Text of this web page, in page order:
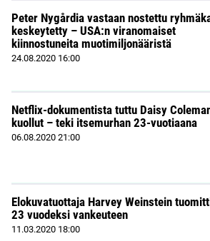
Peter Nygårdia vastaan nostettu
keskeytetty – USA:n viranomaiset
kiinnostuneita muotimiljonääristä
24.08.2020 16:00
Netflix-dokumentista tuttu Daisy
kuollut – teki itsemurhan 23-vuotiaana
06.08.2020 21:00
Elokuvatuottaja Harvey Weinstein
23 vuodeksi vankeuteen
11.03.2020 18:00